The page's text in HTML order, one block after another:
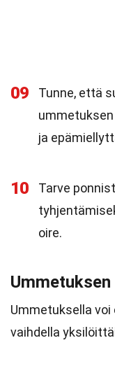
09
Tunne, että
ja
10
Tarve
oire.
Ummetuksella voi
vaihdella